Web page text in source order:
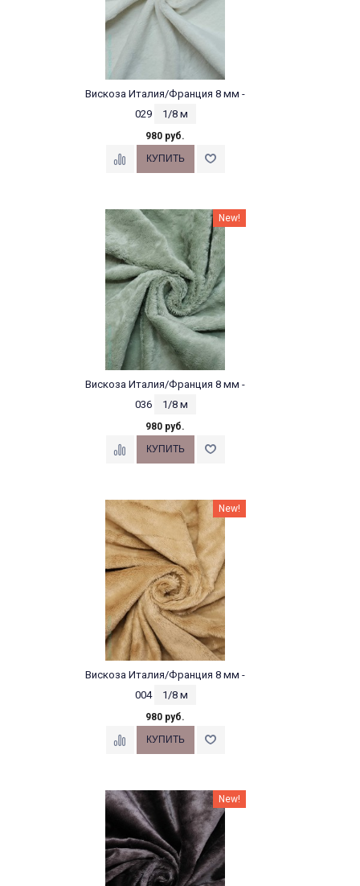
Вискоза Италия/Франция 8 мм -
029
1/8 м
980 руб.
New!
Вискоза Италия/Франция 8 мм -
036
1/8 м
980 руб.
New!
Вискоза Италия/Франция 8 мм -
004
1/8 м
980 руб.
New!